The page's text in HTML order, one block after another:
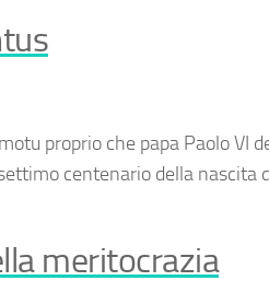
motu proprio che papa Paolo VI
centenario della nascita
meritocrazia